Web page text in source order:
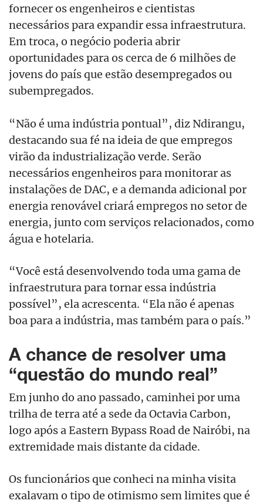
fornecer os engenheiros e cientistas
necessários para expandir essa infraestrutura.
Em troca, o negócio poderia abrir
oportunidades para os cerca de 6 milhões de
jovens do país que estão desempregados ou
subempregados.
“Não é uma indústria pontual”, diz Ndirangu,
destacando sua fé na ideia de que empregos
virão da industrialização verde. Serão
necessários engenheiros para monitorar as
instalações de DAC, e a demanda adicional por
energia renovável criará empregos no setor de
energia, junto com serviços relacionados, como
água e hotelaria.
“Você está desenvolvendo toda uma gama de
infraestrutura para tornar essa indústria
possível”, ela acrescenta. “Ela não é apenas
boa para a indústria, mas também para o país.”
A chance de resolver uma
“questão do mundo real”
Em junho do ano passado, caminhei por uma
trilha de terra até a sede da Octavia Carbon,
logo após a Eastern Bypass Road de Nairóbi, na
extremidade mais distante da cidade.
Os funcionários que conheci na minha visita
exalavam o tipo de otimismo sem limites que é